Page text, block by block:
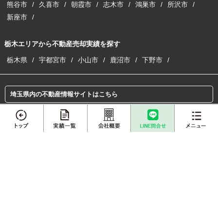
熊谷市
久喜市 朝霞市 志木市 鴻巣市
所沢市
新座市
栃木エリアから不動産売却実績を探す
栃木県 宇都宮市 小山市 鹿沼市 下野市
埼玉県内の不動産情報サイトはこちら
埼玉の注文建築サイトはこちら
収益物件の購入・売却サイトはこちら